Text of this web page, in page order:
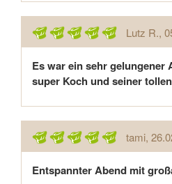
Lutz R.,
Es war ein sehr gelungener
super Koch und seiner
tami,
Entspannter Abend mit